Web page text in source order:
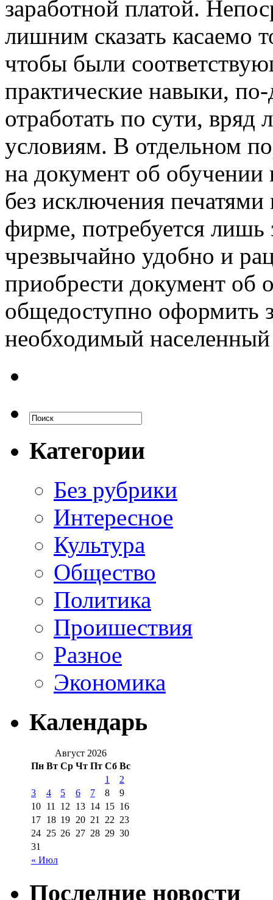
заработной платой.
лишним сказать касаемо
чтобы были
практические навыки,
отработать по сути,
условиям. В отдельном
на документ об
без исключения
фирме, потребуется лишь
чрезвычайно удобно и
приобрести документ об
общедоступно оформить
необходимый
Категории
Без рубрики
Интересное
Культура
Общество
Политика
Проишествия
Разное
Экономика
Календарь
Август 2026
Пн Вт Ср Чт Пт Сб Вс
« Июл
1
2
3
4 5 6 7 8
9
10 11 12 13 14 15 16
17 18 19 20 21 22 23
24 25 26 27 28 29 30
31
Последние новости